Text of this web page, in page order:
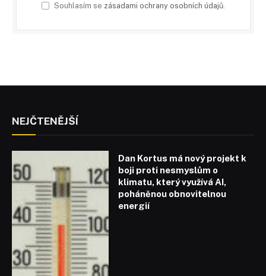
Souhlasím se zásadami ochrany osobních údajů.
NEJČTENĚJŠÍ
Dan Kortus má nový projekt k
boji proti nesmyslům o
klimatu, který využívá AI,
poháněnou obnovitelnou
energií